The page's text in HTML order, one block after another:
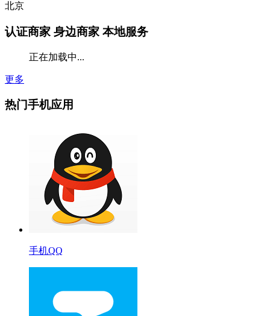
北京
认证商家 身边商家 本地服务
正在加载中...
更多
热门手机应用
手机QQ